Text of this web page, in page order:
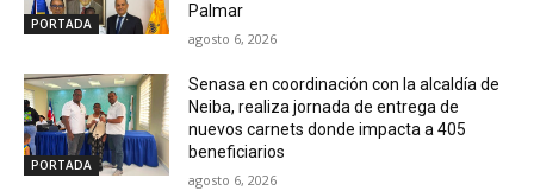
PORTADA
Palmar
agosto 6, 2026
PORTADA
Senasa en coordinación con la alcaldía de
Neiba, realiza jornada de entrega de
nuevos carnets donde impacta a 405
beneficiarios
agosto 6, 2026